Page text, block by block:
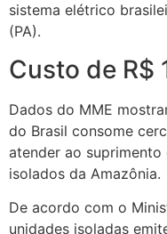
sistema elétrico
(PA).
Custo de R$
Dados do MME
do Brasil consome
atender ao
isolados da Amazônia.
De acordo com o
unidades isoladas